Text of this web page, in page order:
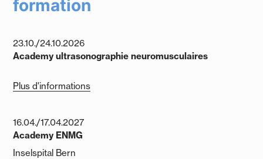
formation
23.10./24.10.2026
Academy ultrasonographie neuromusculaires
Plus d'informations
16.04./17.04.2027
Academy ENMG
Inselspital Bern